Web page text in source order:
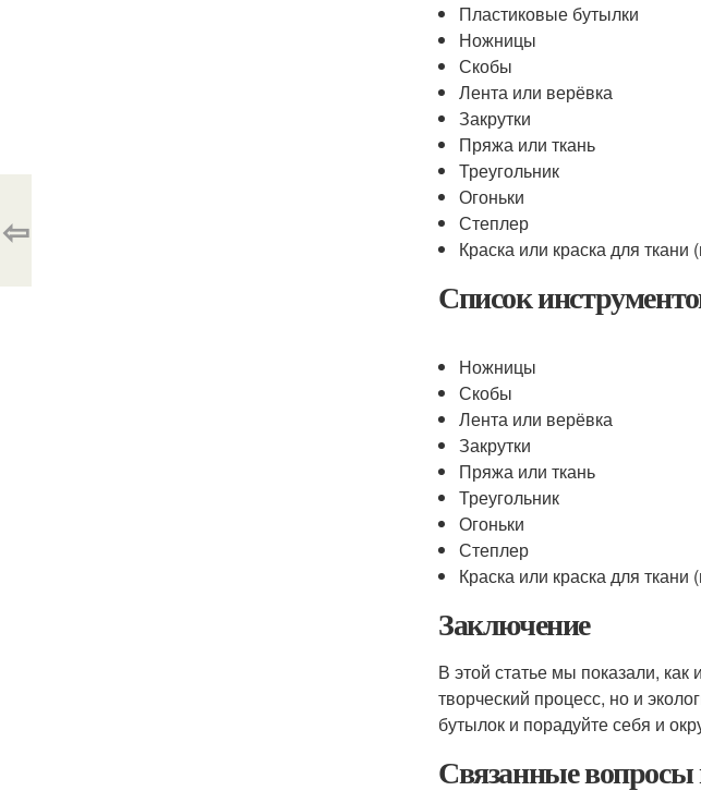
Пластиковые бутылки
Ножницы
Скобы
Лента или верёвка
Закрутки
Пряжа или ткань
Треугольник
Огоньки
Степлер
Краска или краска для
Список
Ножницы
Скобы
Лента или верёвка
Закрутки
Пряжа или ткань
Треугольник
Огоньки
Степлер
Краска или краска для
Заключение
В этой статье мы показали,
творческий процесс, но и
бутылок и порадуйте себя и
Связанные вопросы
⇦